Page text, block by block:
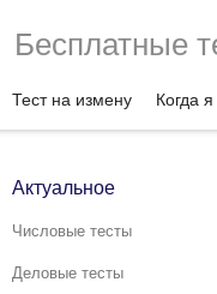
Бесплатные
Тест на измену Когда
Актуальное
Числовые тесты
Деловые тесты